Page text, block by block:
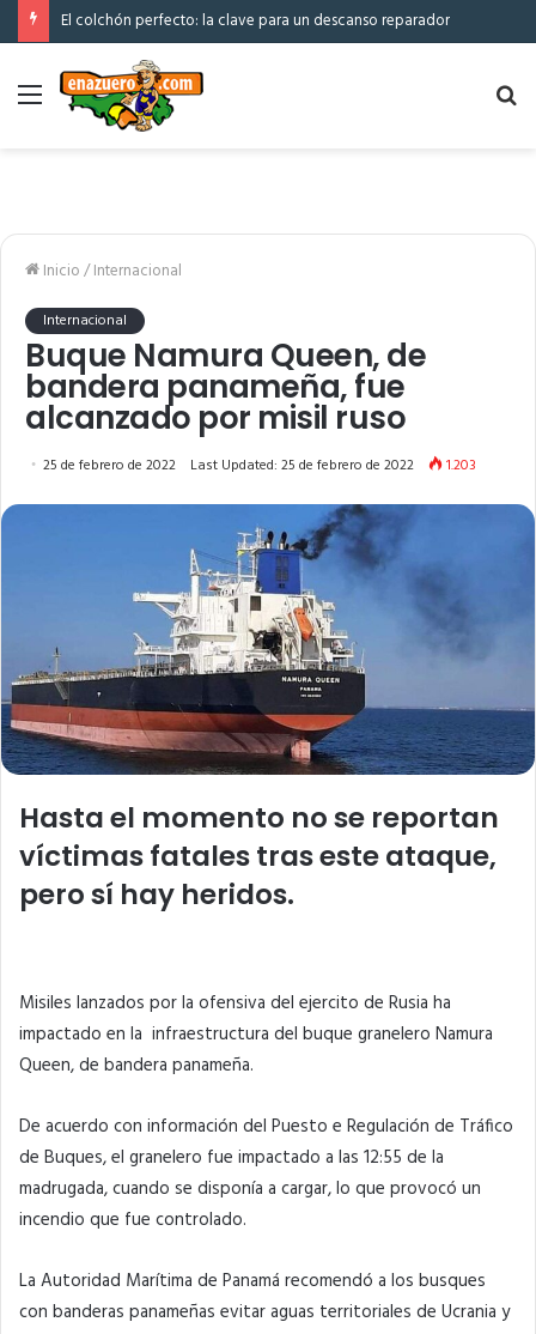
El colchón perfecto: la clave para un descanso reparador
Menú
Inicio/Internacional
Internacional
Buque Namura Queen, de
bandera panameña, fue
alcanzado por misil ruso
25 de febrero de 2022 Last Updated: 25 de febrero de 2022 1.203
Hasta el momento no se reportan
víctimas fatales tras este ataque,
pero sí hay heridos.
Misiles lanzados por la ofensiva del ejercito de Rusia ha
impactado en la infraestructura del buque granelero Namura
Queen, de bandera panameña.
De acuerdo con información del Puesto e Regulación de Tráfico
de Buques, el granelero fue impactado a las 12:55 de la
madrugada, cuando se disponía a cargar, lo que provocó un
incendio que fue controlado.
La Autoridad Marítima de Panamá recomendó a los busques
con banderas panameñas evitar aguas territoriales de Ucrania y